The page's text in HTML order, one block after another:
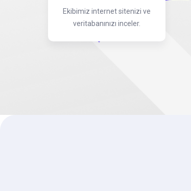
Ekibimiz internet sitenizi ve
veritabanınızı inceler.